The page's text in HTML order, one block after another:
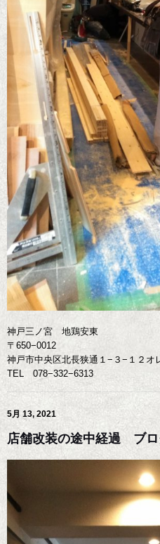
神戸三ノ宮 地鶏安東
〒650−0012
神戸市中央区北長狭通１−３−１２オ
TEL 078−332−6313
5月 13, 2021
店舗改装の途中経過 ブ